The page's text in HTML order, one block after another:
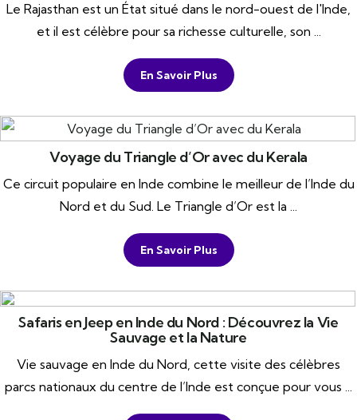
Le Rajasthan est un État situé dans le nord-ouest de l'Inde,
et il est célèbre pour sa richesse culturelle, son ...
En Savoir Plus
Voyage du Triangle d’Or avec du Kerala
Ce circuit populaire en Inde combine le meilleur de l’Inde du
Nord et du Sud. Le Triangle d’Or est la ...
En Savoir Plus
Safaris en Jeep en Inde du Nord : Découvrez la Vie
Sauvage et la Nature
Vie sauvage en Inde du Nord, cette visite des célèbres
parcs nationaux du centre de l’Inde est conçue pour vous ...